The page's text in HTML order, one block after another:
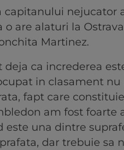
capitanului nejucator
o are alaturi la
Martinez.
deja ca increderea
in clasament
fapt care
am fost foarte
este una dintre
dar trebuie sa